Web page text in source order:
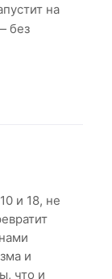
на
без
и 18, не
и
что и